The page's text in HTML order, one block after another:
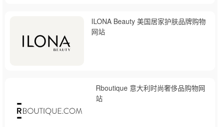
ILONA Beauty 美国居家护肤品牌购物
网站
Rboutique 意大利时尚奢侈品购物网
站